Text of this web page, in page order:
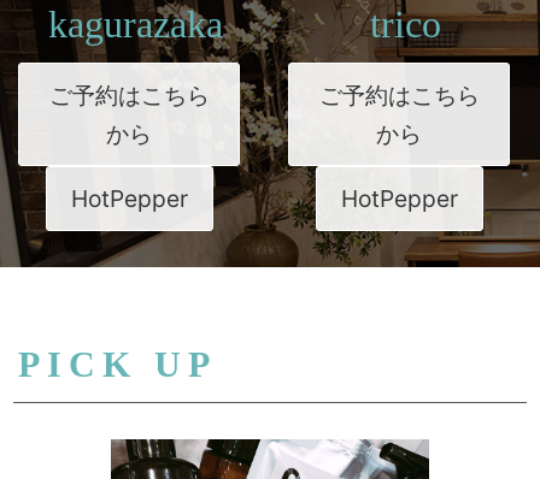
kagurazaka
ご予約はこちら
から
HotPepper
trico
ご予約はこちら
から
HotPepper
PICK UP